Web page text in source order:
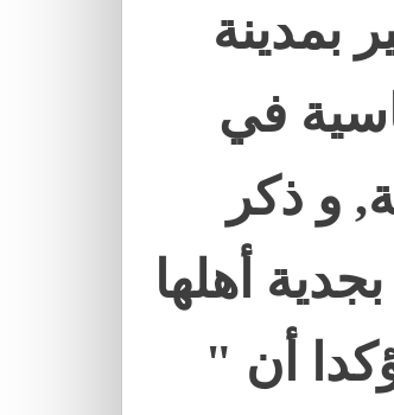
بمدينة
في
و ذكر
أهلها
أن "